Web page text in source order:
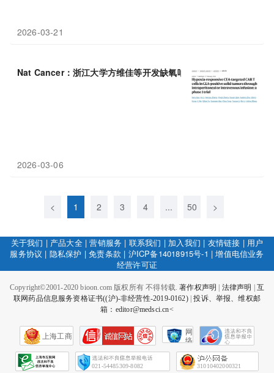
2026-03-21
Nat Cancer：浙江大学方维佳等开发缺氧响应型CEA-CAR
2026-03-06
< 1 2 3 4 ... 50 >
关于我们 | 产品大全|营销服务 | 联系我们 | 加入我们 | 友情链接 | 用户
服务协议 | 隐私保护 |免责条款 | 沪ICP备14018915号-1 |增值电信业务
经营许可证
Copyright©2001-2020 bioon.com 版权所有 不得转载.著作权声明 法律声明
互
联网药品信息服务资格证书((沪)-非经营性-2019-0162)|投诉、举报、维权邮
箱：editor@medsci.cn<
上海工商
网
络
会
征
021-54485309-8082 31010402000321